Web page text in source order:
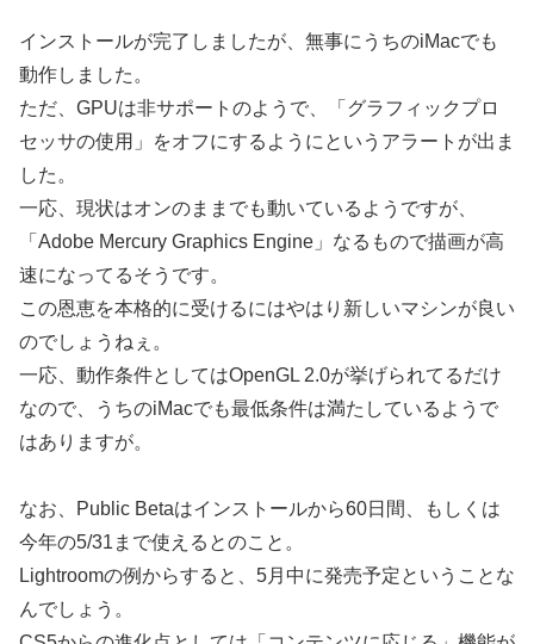
インストールが完了しましたが、無事にうちのiMacでも
動作しました。
ただ、GPUは非サポートのようで、「グラフィックプロ
セッサの使用」をオフにするようにというアラートが出ま
した。
一応、現状はオンのままでも動いているようですが、
「Adobe Mercury Graphics Engine」なるもので描画が高
速になってるそうです。
この恩恵を本格的に受けるにはやはり新しいマシンが良い
のでしょうねぇ。
一応、動作条件としてはOpenGL 2.0が挙げられてるだけ
なので、うちのiMacでも最低条件は満たしているようで
はありますが。
なお、Public Betaはインストールから60日間、もしくは
今年の5/31まで使えるとのこと。
Lightroomの例からすると、5月中に発売予定ということな
んでしょう。